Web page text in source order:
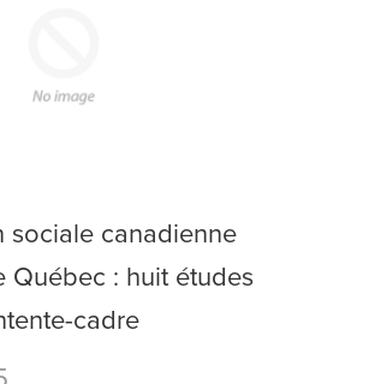
sociale canadienne
Québec : huit études
cadre